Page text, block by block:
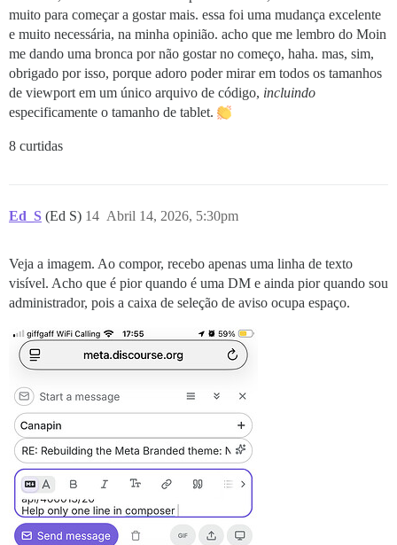
muito para começar a gostar mais. essa foi uma mudança excelente
e muito necessária, na minha opinião. acho que me lembro do Moin
me dando uma bronca por não gostar no começo, haha. mas, sim,
obrigado por isso, porque adoro poder mirar em todos os tamanhos
de viewport em um único arquivo de código, incluindo
especificamente o tamanho de tablet.
8 curtidas
Ed_S (Ed S) Abril 14, 2026, 5:30pm
14
Veja a imagem. Ao compor, recebo apenas uma linha de texto
visível. Acho que é pior quando é uma DM e ainda pior quando sou
administrador, pois a caixa de seleção de aviso ocupa espaço.